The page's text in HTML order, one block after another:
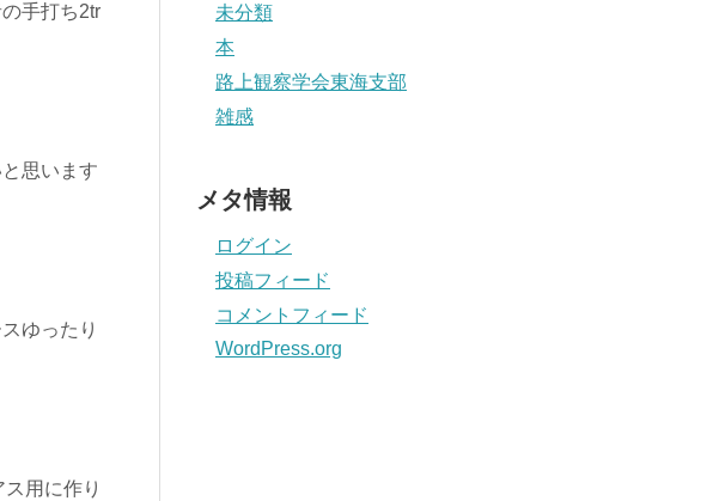
手打ち2tr
思います
ゆったり
用に作り
未分類
本
路上観察学会東海支部
雑感
メタ情報
ログイン
投稿フィード
コメントフィード
WordPress.org